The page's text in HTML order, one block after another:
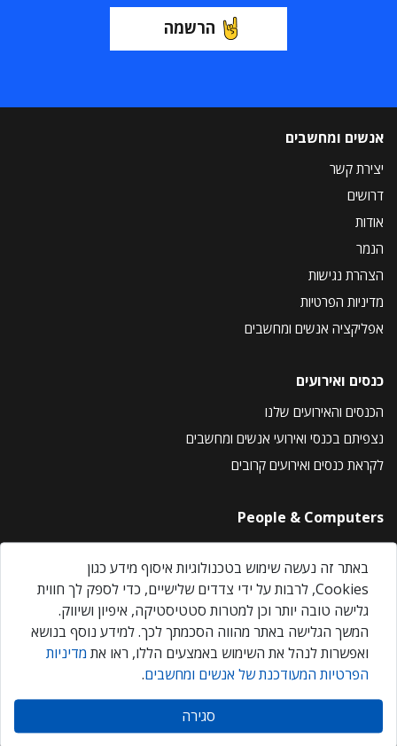
הרשמה
אנשים ומחשבים
יצירת קשר
דרושים
אודות
הנמר
הצהרת נגישות
מדיניות הפרטיות
אפליקציה אנשים ומחשבים
כנסים ואירועים
הכנסים והאירועים שלנו
נצפיתם בכנסי ואירועי אנשים ומחשבים
לקראת כנסים ואירועים קרובים
People & Computers
About Us
Privacy Policy
Contact Us
Our Events
אנשים ומחשבים © 2026 – כל הזכויות שמורות
באתר זה נעשה שימוש בטכנולוגיות איסוף מידע כגון
Cookies, לרבות על ידי צדדים שלישיים, כדי לספק לך חווית
גלישה טובה יותר וכן למטרות סטטיסטיקה, איפיון ושיווק.
המשך הגלישה באתר מהווה הסכמתך לכך. למידע נוסף בנושא
ואפשרות לנהל את השימוש באמצעים הללו, ראו את מדיניות
הפרטיות המעודכנת של אנשים ומחשבים.
סגירה